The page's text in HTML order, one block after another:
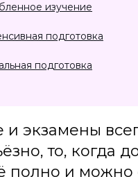
изучение
подготовка
подготовка
и экзамены
то, когда
и можно